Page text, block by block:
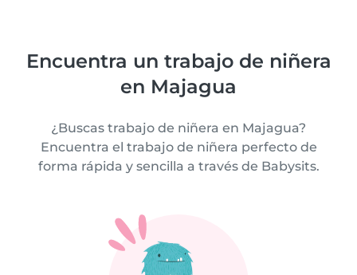
Encuentra un trabajo de niñera
en Majagua
¿Buscas trabajo de niñera en Majagua?
Encuentra el trabajo de niñera perfecto de
forma rápida y sencilla a través de Babysits.